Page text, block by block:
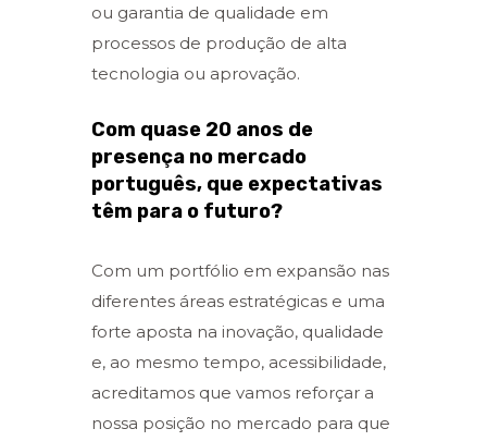
ou garantia de qualidade em
processos de produção de alta
tecnologia ou aprovação.
Com quase 20 anos de
presença no mercado
português, que expectativas
têm para o futuro?
Com um portfólio em expansão nas
diferentes áreas estratégicas e uma
forte aposta na inovação, qualidade
e, ao mesmo tempo, acessibilidade,
acreditamos que vamos reforçar a
nossa posição no mercado para que